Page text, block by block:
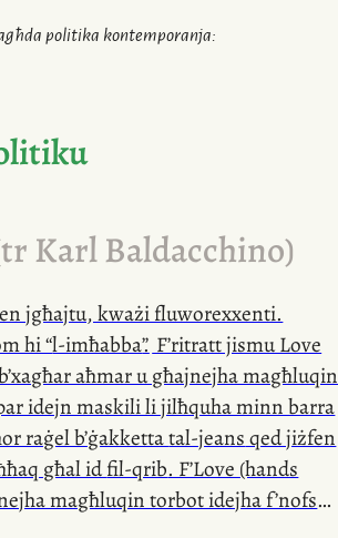
politika kontemporanja:
Karl Baldacchino)
jgħajtu, kważi fluworexxenti.
hi “l-imħabba”
. F’ritratt jismu Love
aħmar u għajnejha magħluqin
idejn maskili li jilħquha minn barra
raġel b’ġakkettatal-jeansqed jiżfen
għal idfil-qrib. F’Love (hands
magħluqin torbot idejha f’nofs